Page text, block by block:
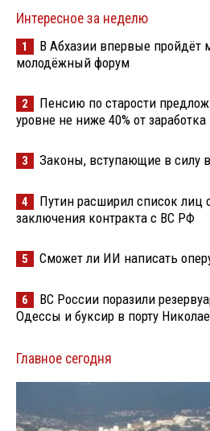
Интересное за неделю
1
В Абхазии впервые пройдёт
молодёжный форум
2
Пенсию по старости
уровне не ниже 40% от заработка
3 Законы, вступающие в силу в
4
Путин расширил список лиц
заключения контракта с ВС РФ
5 Сможет ли ИИ написать
6
ВС России поразили
Одессы и буксир в порту
Главное сегодня